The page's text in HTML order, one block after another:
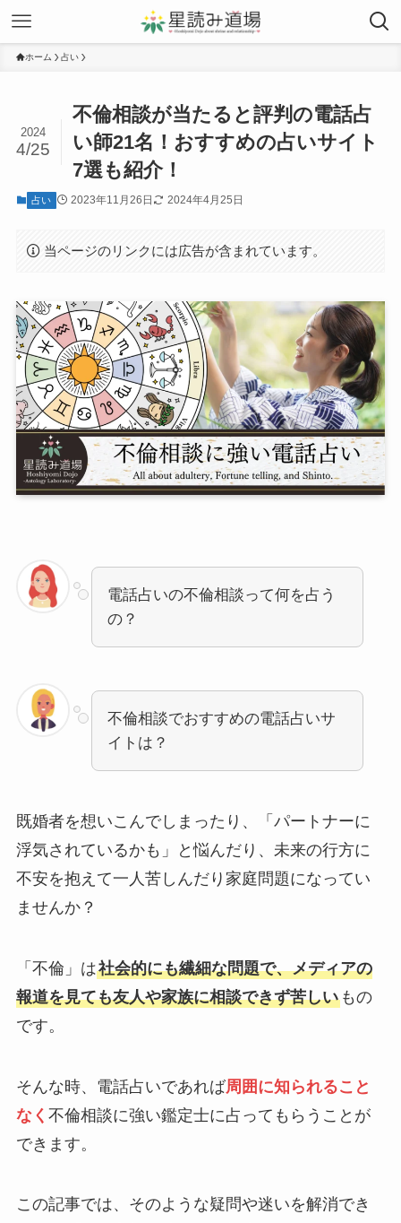
ホーム 占い
不倫相談が当たると評判の電話占
い師21名！おすすめの占いサイト
7選も紹介！
2024
4/25
占い 2023年11月26日 2024年4月25日
当ページのリンクには広告が含まれています。
電話占いの不倫相談って何を占う
の？
不倫相談でおすすめの電話占いサ
イトは？
既婚者を想いこんでしまったり、「パートナーに
浮気されているかも」と悩んだり、未来の行方に
不安を抱えて一人苦しんだり家庭問題になってい
ませんか？
「不倫」は社会的にも繊細な問題で、メディアの
報道を見ても友人や家族に相談できず苦しいもの
です。
そんな時、電話占いであれば周囲に知られること
なく 不倫相談に強い鑑定士に占ってもらうことが
できます。
この記事では、そのような疑問や迷いを解消でき